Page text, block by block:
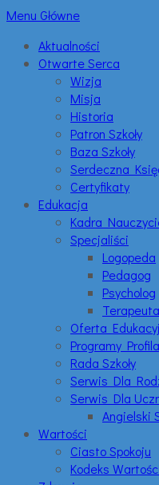
Menu Główne
Aktualności
Otwarte Serca
Wizja
Misja
Historia
Patron Szkoły
Baza Szkoły
Serdeczna
Certyfikaty
Edukacja
Kadra
Specjaliści
Logopeda
Pedagog
Psycholog
Oferta
Programy
Rada Szkoły
Serwis Dla
Serwis Dla
Angielski
Wartości
Ciasto Spokoju
Kodeks